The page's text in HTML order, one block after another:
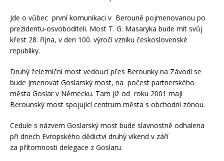
Jde o vůbec první komunikaci v Berouně pojmenovanou po
prezidentu-osvoboditeli. Most T. G. Masaryka bude mít svůj
křest 28. října, v den 100. výročí vzniku československé
republiky.
Druhý železniční most vedoucí přes Berounky na Závodí se
bude jmenovat Goslarský most, na počest partnerského
města Goslar v Německu. Tam již od roku 2001 mají
Berounský most spojující centrum města s obchodní zónou.
Cedule s názvem Goslarský most bude slavnostně odhalena
při dnech Evropského dědictví druhý víkend v září
za přítomnosti delegace z Goslaru.